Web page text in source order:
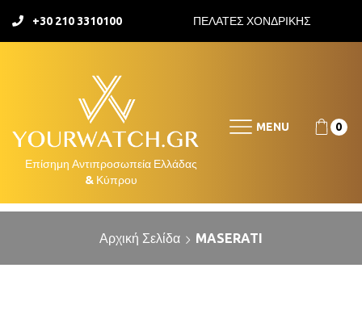
+30 210 3310100 ΠΕΛΑΤΕΣ ΧΟΝΔΡΙΚΗΣ
MENU 0
Αρχική Σελίδα MASERATI